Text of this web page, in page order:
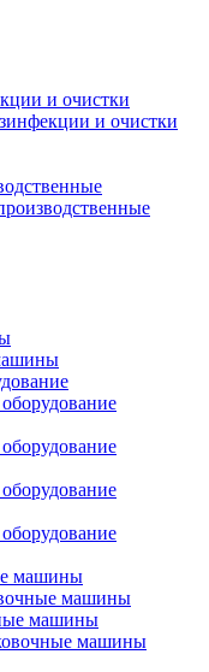
и очистки
и очистки
машины
машины
машины
машины